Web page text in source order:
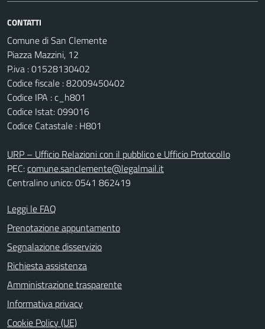
CONTATTI
Comune di San Clemente
Piazza Mazzini, 12
P.iva : 01528130402
Codice fiscale : 82009450402
Codice IPA : c_h801
Codice Istat: 099016
Codice Catastale : H801
URP – Ufficio Relazioni con il pubblico e Ufficio Protocollo
PEC:comune.sanclemente@legalmail.it
Centralino unico: 0541 862419
Leggi le FAQ
Prenotazione appuntamento
Segnalazione disservizio
Richiesta assistenza
Amministrazione trasparente
Informativa privacy
Cookie Policy (UE)